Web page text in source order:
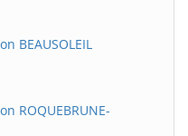
BEAUSOLEIL
ROQUEBRUNE-